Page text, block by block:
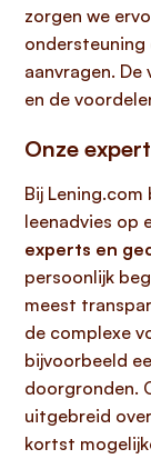
zorgen we
ondersteuning
aanvragen.
en de
Onze
Bij
leenadvies op
experts en
persoonlijk
meest
de complexe
bijvoorbeeld
doorgronden.
uitgebreid
kortst